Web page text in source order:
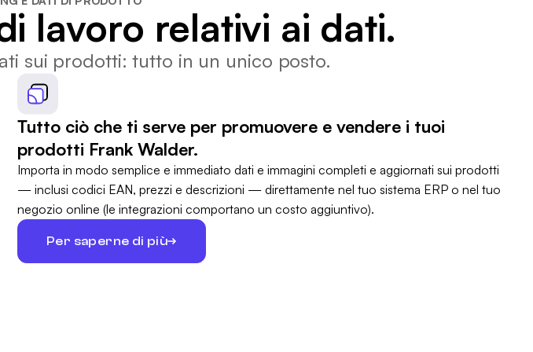
lavoro relativi ai dati.
sui prodotti: tutto in un unico posto.
Tutto ciò che ti serve per promuovere e vendere i tuoi
prodotti Frank Walder.
Importa in modo semplice e immediato dati e immagini completi e aggiornati sui prodotti
— inclusi codici EAN, prezzi e descrizioni — direttamente nel tuo sistema ERP o nel tuo
negozio online (le integrazioni comportano un costo aggiuntivo).
Per saperne di più